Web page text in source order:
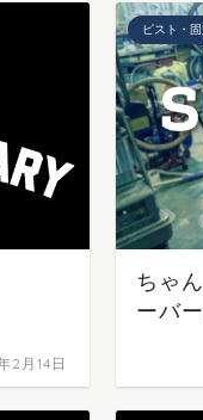
2月14日
ピスト・
ちゃ
ーバ